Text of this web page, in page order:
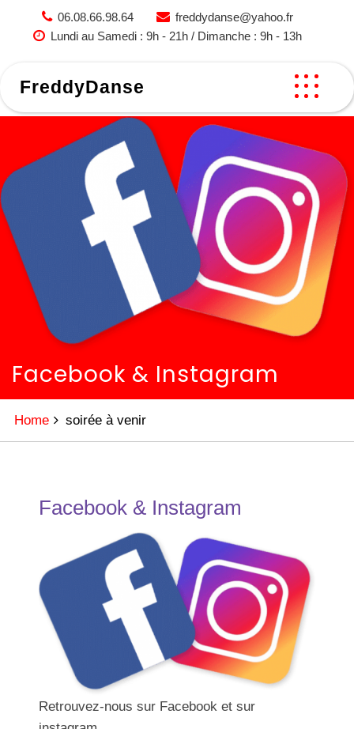
06.08.66.98.64
freddydanse@yahoo.fr
Lundi au Samedi : 9h - 21h / Dimanche : 9h - 13h
FreddyDanse
Facebook & Instagram
Home soirée à venir
Facebook & Instagram
Retrouvez-nous sur Facebook et sur